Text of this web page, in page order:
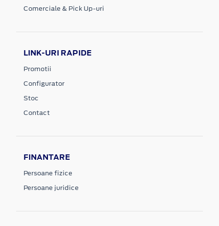
Comerciale & Pick Up-uri
LINK-URI RAPIDE
Promotii
Configurator
Stoc
Contact
FINANTARE
Persoane fizice
Persoane juridice